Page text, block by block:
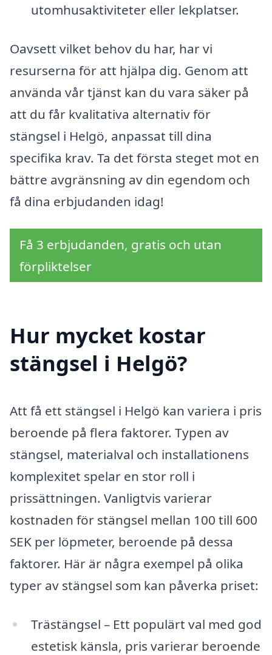
utomhusaktiviteter eller lekplatser.
Oavsett vilket behov du har, har vi
resurserna för att hjälpa dig. Genom att
använda vår tjänst kan du vara säker på
att du får kvalitativa alternativ för
stängsel i Helgö, anpassat till dina
specifika krav. Ta det första steget mot en
bättre avgränsning av din egendom och
få dina erbjudanden idag!
Få 3 erbjudanden, gratis och utan
förpliktelser
Hur mycket kostar
stängsel i Helgö?
Att få ett stängsel i Helgö kan variera i pris
beroende på flera faktorer. Typen av
stängsel, materialval och installationens
komplexitet spelar en stor roll i
prissättningen. Vanligtvis varierar
kostnaden för stängsel mellan 100 till 600
SEK per löpmeter, beroende på dessa
faktorer. Här är några exempel på olika
typer av stängsel som kan påverka priset:
Trästängsel – Ett populärt val med god
estetisk känsla, pris varierar beroende